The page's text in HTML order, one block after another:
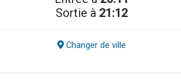
Sortie à 21:12
Changer de ville